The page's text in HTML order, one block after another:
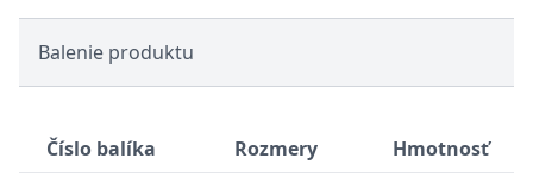
Balenie produktu
Číslo balíka Rozmery
Hmotnosť